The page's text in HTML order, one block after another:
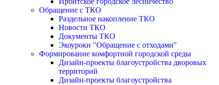
Обращение с ТКО
Раздельное накопление ТКО
Новости ТКО
Документы ТКО
Экоуроки "Обращение с отходами"
Формирование комфортной городской среды
Дизайн-проекты благоустройства дворовых
территорий
Дизайн-проекты благоустройства